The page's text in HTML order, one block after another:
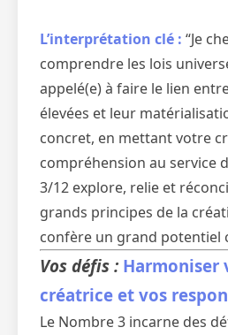
L’interprétation clé : “Je
comprendre les lois
appelé(e) à faire le lien
élevées et leur
concret, en mettant votre
compréhension au service
3/12 explore, relie et
grands principes de la
confère un grand potentiel
Vos défis : Harmoniser
créatrice et vos
Le Nombre 3 incarne des